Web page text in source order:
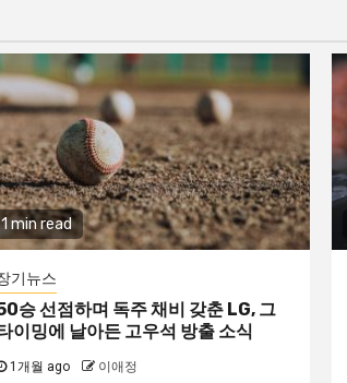
1 min read
기뉴스
승 선점하며 독주 채비 갖춘 LG, 그
이밍에 날아든 고우석 방출 소식
1개월 ago 이애정